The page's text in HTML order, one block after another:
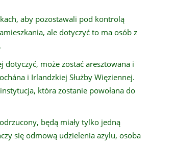
aby pozostawali pod kontrolą
ale dotyczyć to ma osób z
dotyczyć, może zostać aresztowana i
i Irlandzkiej Służby Więziennej.
która zostanie powołana do
będą miały tylko jedną
się odmową udzielenia azylu, osoba